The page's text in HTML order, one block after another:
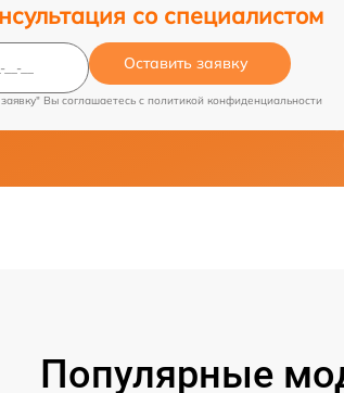
со специалистом
Оставить заявку
Вы соглашаетесь c политикой конфиденциальности
Популярные